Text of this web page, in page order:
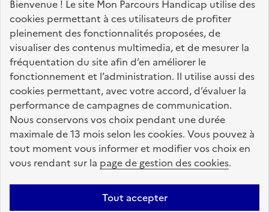
Bienvenue ! Le site Mon Parcours Handicap utilise des
cookies permettant à ces utilisateurs de profiter
pleinement des fonctionnalités proposées, de
visualiser des contenus multimedia, et de mesurer la
fréquentation du site afin d’en améliorer le
fonctionnement et l’administration. Il utilise aussi des
cookies permettant, avec votre accord, d’évaluer la
performance de campagnes de communication.
Nous conservons vos choix pendant une durée
maximale de 13 mois selon les cookies. Vous pouvez à
tout moment vous informer et modifier vos choix en
vous rendant sur la page de gestion des cookies.
Tout accepter
info.gouv.fr service-public.fr legifrance.gouv.fr
data.gouv.fr
Nos partenaires
La Caisse des Dépôts
accompagne les parcours
de vie
Plan du site Accessibilité : totalement conforme Mentions légales